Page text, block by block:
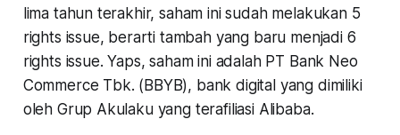
lima tahun terakhir, saham ini sudah melakukan 5
rights issue, berarti tambah yang baru menjadi 6
rights issue. Yaps, saham ini adalah PT Bank Neo
Commerce Tbk. (BBYB), bank digital yang dimiliki
oleh Grup Akulaku yang terafiliasi Alibaba.